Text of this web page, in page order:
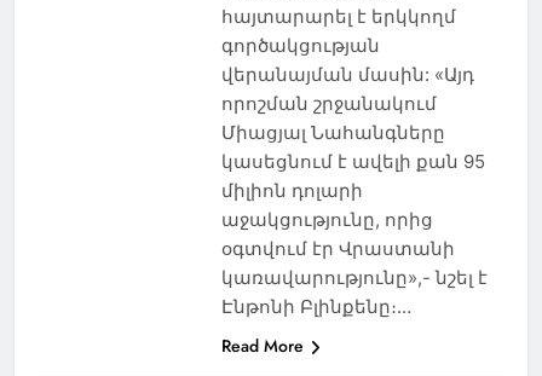
հայտարարել է երկկողմ
գործակցության
վերանայման մասին: «Այդ
որոշման շրջանակում
Միացյալ Նահանգները
կասեցնում է ավելի քան 95
միլիոն դոլարի
աջակցությունը, որից
օգտվում էր Վրաստանի
կառավարությունը»,- նշել է
Էնթոնի Բլինքենը։…
Read More